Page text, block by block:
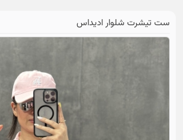
ست تیشرت شلوار ادیداس